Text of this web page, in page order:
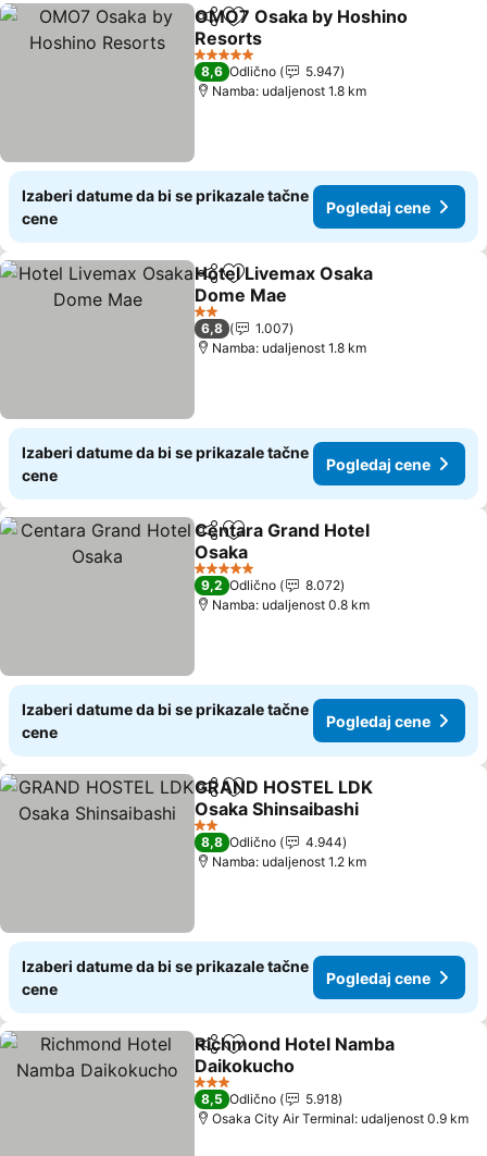
Deli Dodati u favorite
OMO7 Osaka by Hoshino
Resorts
Pogledaj cene
5 Zvezdice
8,6 Odlično
5.947
Namba: udaljenost 1.8 km
Izaberi datume da bi se prikazale tačne
cene
Pogledaj cene
Deli Dodati u favorite
Hotel Livemax Osaka
Dome Mae
Pogledaj cene
2 Zvezdice
6,8
1.007
Namba: udaljenost 1.8 km
Izaberi datume da bi se prikazale tačne
cene
Pogledaj cene
Deli Dodati u favorite
Centara Grand Hotel
Osaka
Pogledaj cene
5 Zvezdice
9,2 Odlično
8.072
Namba: udaljenost 0.8 km
Izaberi datume da bi se prikazale tačne
cene
Pogledaj cene
Deli Dodati u favorite
GRAND HOSTEL LDK
Osaka Shinsaibashi
Pogledaj cene
2 Zvezdice
8,8 Odlično
4.944
Namba: udaljenost 1.2 km
Izaberi datume da bi se prikazale tačne
cene
Pogledaj cene
Deli Dodati u favorite
Richmond Hotel Namba
Daikokucho
Pogledaj cene
3 Zvezdice
8,5 Odlično
5.918
Osaka City Air Terminal: udaljenost 0.9 km